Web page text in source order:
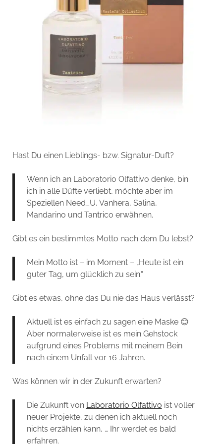
Hast Du einen Lieblings- bzw. Signatur-Duft?
Wenn ich an Laboratorio Olfattivo denke, bin
ich in alle Düfte verliebt, möchte aber im
Speziellen Need_U, Vanhera, Salina,
Mandarino und Tantrico erwähnen.
Gibt es ein bestimmtes Motto nach dem Du lebst?
Mein Motto ist – im Moment – „Heute ist ein
guter Tag, um glücklich zu sein.“
Gibt es etwas, ohne das Du nie das Haus verlässt?
Aktuell ist es einfach zu sagen eine Maske 😊
Aber normalerweise ist es mein Gehstock
aufgrund eines Problems mit meinem Bein
nach einem Unfall vor 16 Jahren.
Was können wir in der Zukunft erwarten?
Die Zukunft von Laboratorio Olfattivo ist voller
neuer Projekte, zu denen ich aktuell noch
nichts erzählen kann, … Ihr werdet es bald
erfahren.